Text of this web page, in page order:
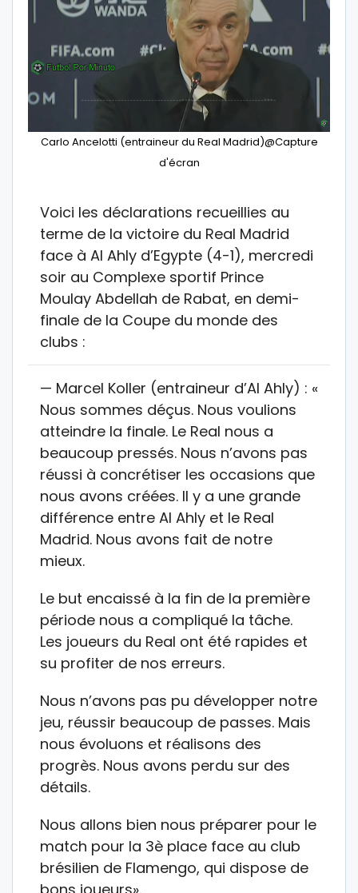
Carlo Ancelotti (entraineur du Real Madrid)@Capture
d'écran
Voici les déclarations recueillies au
terme de la victoire du Real Madrid
face à Al Ahly d’Egypte (4-1), mercredi
soir au Complexe sportif Prince
Moulay Abdellah de Rabat, en demi-
finale de la Coupe du monde des
clubs :
— Marcel Koller (entraineur d’Al Ahly) : «
Nous sommes déçus. Nous voulions
atteindre la finale. Le Real nous a
beaucoup pressés. Nous n’avons pas
réussi à concrétiser les occasions que
nous avons créées. Il y a une grande
différence entre Al Ahly et le Real
Madrid. Nous avons fait de notre
mieux.
Le but encaissé à la fin de la première
période nous a compliqué la tâche.
Les joueurs du Real ont été rapides et
su profiter de nos erreurs.
Nous n’avons pas pu développer notre
jeu, réussir beaucoup de passes. Mais
nous évoluons et réalisons des
progrès. Nous avons perdu sur des
détails.
Nous allons bien nous préparer pour le
match pour la 3è place face au club
brésilien de Flamengo, qui dispose de
bons joueurs».